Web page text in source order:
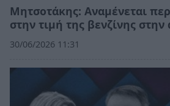
Μητσοτάκης: Αναμένεται
στην τιμή της βενζίνης στην
30/06/2026 11:31